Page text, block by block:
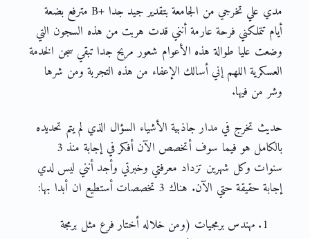
مدي علي تخرجي من الجامعة بتقدير جيد جدا +B مترفع بضعة
أيام تتملكني فرحة عارمة أنني قدت هربت من هذه السجون التي
وضعت عليا طوالة هذه الأعوام شعور مريح جدا تبقي سجن الخدمة
العسكرية اللهم إني أسالك الإعفاء من هذه التجربة ومن شرها
وشر من فيها.
حديث تخرج في مدار جاذبية الأشياء السؤال الذي لم يتم تحديده
بالكامل هو فيما سوف أتخصص الآن أفكر في إجابة منذ 3
سنوات وكل شهرين تزداد معرفتي وخبرتي وأجد أنني ليس لدي
إجابة حقيقة حتي الآن. هناك 3 تخصصات أستطيع ان أبدا بها:
مهندس برمجيات (ومن خلاله أختار فرع مثل برمجة